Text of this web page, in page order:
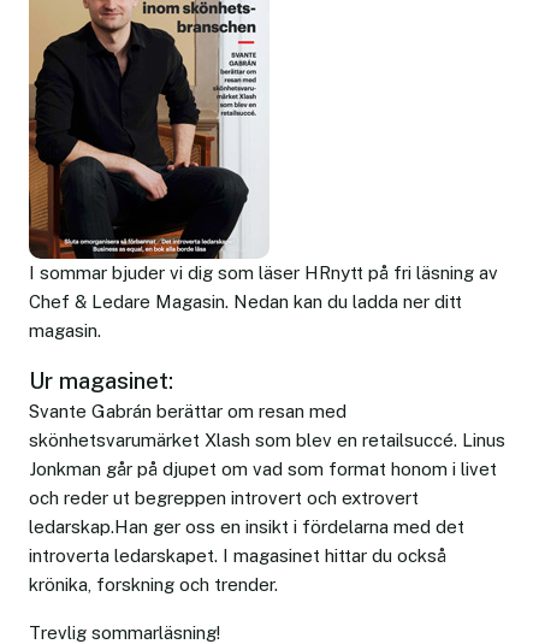
I sommar bjuder vi dig som läser HRnytt på fri läsning av
Chef & Ledare Magasin. Nedan kan du ladda ner ditt
magasin.
Ur magasinet:
Svante Gabrán berättar om resan med
skönhetsvarumärket Xlash som blev en retailsuccé. Linus
Jonkman går på djupet om vad som format honom i livet
och reder ut begreppen introvert och extrovert
ledarskap.Han ger oss en insikt i fördelarna med det
introverta ledarskapet. I magasinet hittar du också
krönika, forskning och trender.
Trevlig sommarläsning!